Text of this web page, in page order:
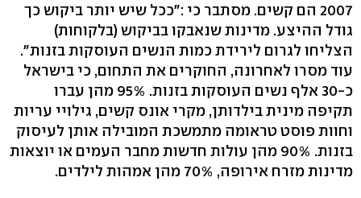
2007 הם קשים. מסתבר כי :"ככל שיש יותר ביקוש כך
גודל ההיצע. מדינות שנאבקו בביקוש (בלקוחות)
הצליחו לגרום לירידת כמות הנשים העוסקות בזנות".
עוד מסרו לאחרונה, החוקרים את התחום, כי בישראל
כ-30 אלף נשים העוסקות בזנות. 95% מהן עברו
תקיפה מינית בילדותן, מקרי אונס קשים, גילויי עריות
וחוות פוסט טראומה מתמשכת המובילה אותן לעיסוק
בזנות. 90% מהן עולות חדשות מחבר העמים או יוצאות
מדינות מזרח אירופה, 70% מהן אמהות לילדים.